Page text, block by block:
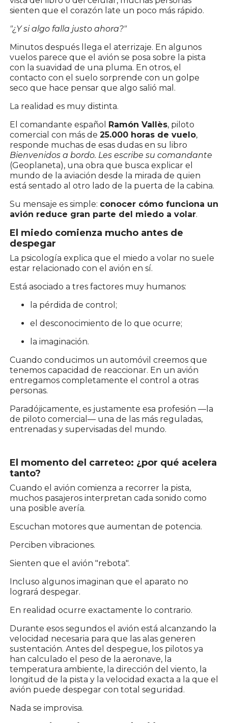
sienten que el corazón late un poco más rápido.
"¿Y si algo falla justo ahora?"
Minutos después llega el aterrizaje. En algunos
vuelos parece que el avión se posa sobre la pista
con la suavidad de una pluma. En otros, el
contacto con el suelo sorprende con un golpe
seco que hace pensar que algo salió mal.
La realidad es muy distinta.
El comandante español Ramón Vallès, piloto
comercial con más de 25.000 horas de vuelo,
responde muchas de esas dudas en su libro
Bienvenidos a bordo. Les escribe su comandante
(Geoplaneta), una obra que busca explicar el
mundo de la aviación desde la mirada de quien
está sentado al otro lado de la puerta de la cabina.
Su mensaje es simple: conocer cómo funciona un
avión reduce gran parte del miedo a volar.
El miedo comienza mucho antes de
despegar
La psicología explica que el miedo a volar no suele
estar relacionado con el avión en sí.
Está asociado a tres factores muy humanos:
la pérdida de control;
el desconocimiento de lo que ocurre;
la imaginación.
Cuando conducimos un automóvil creemos que
tenemos capacidad de reaccionar. En un avión
entregamos completamente el control a otras
personas.
Paradójicamente, es justamente esa profesión —la
de piloto comercial— una de las más reguladas,
entrenadas y supervisadas del mundo.
El momento del carreteo: ¿por qué acelera
tanto?
Cuando el avión comienza a recorrer la pista,
muchos pasajeros interpretan cada sonido como
una posible avería.
Escuchan motores que aumentan de potencia.
Perciben vibraciones.
Sienten que el avión "rebota".
Incluso algunos imaginan que el aparato no
logrará despegar.
En realidad ocurre exactamente lo contrario.
Durante esos segundos el avión está alcanzando la
velocidad necesaria para que las alas generen
sustentación. Antes del despegue, los pilotos ya
han calculado el peso de la aeronave, la
temperatura ambiente, la dirección del viento, la
longitud de la pista y la velocidad exacta a la que el
avión puede despegar con total seguridad.
Nada se improvisa.